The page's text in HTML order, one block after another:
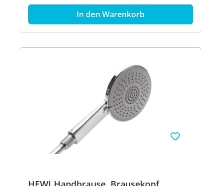
950.33.E03
In den Warenkorb